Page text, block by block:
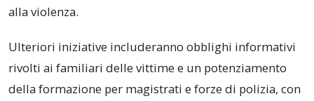
alla violenza.
Ulteriori iniziative includeranno obblighi informativi
rivolti ai familiari delle vittime e un potenziamento
della formazione per magistrati e forze di polizia, con